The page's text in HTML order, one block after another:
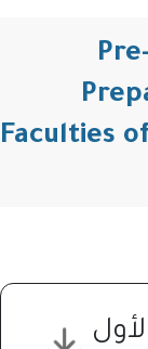
Faculties